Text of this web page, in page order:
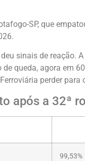
SP, que
sinais de reação.
queda, agora em
perder para
após a 32ª
99,53%